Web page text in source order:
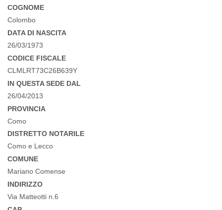
COGNOME
Colombo
DATA DI NASCITA
26/03/1973
CODICE FISCALE
CLMLRT73C26B639Y
IN QUESTA SEDE DAL
26/04/2013
PROVINCIA
Como
DISTRETTO NOTARILE
Como e Lecco
COMUNE
Mariano Comense
INDIRIZZO
Via Matteotti n.6